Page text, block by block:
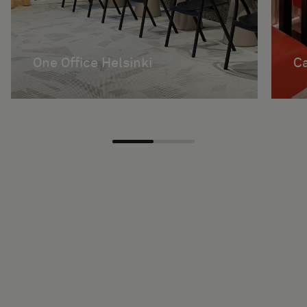
One Office Helsinki